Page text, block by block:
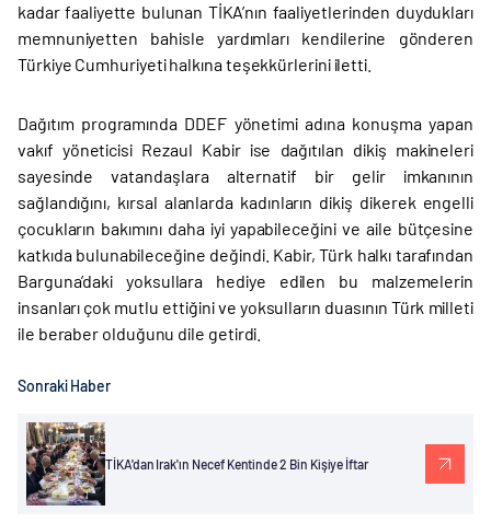
kadar faaliyette bulunan TİKA’nın faaliyetlerinden duydukları
memnuniyetten bahisle yardımları kendilerine gönderen
Türkiye Cumhuriyeti halkına teşekkürlerini iletti.
Dağıtım programında DDEF yönetimi adına konuşma yapan
vakıf yöneticisi Rezaul Kabir ise dağıtılan dikiş makineleri
sayesinde vatandaşlara alternatif bir gelir imkanının
sağlandığını, kırsal alanlarda kadınların dikiş dikerek engelli
çocukların bakımını daha iyi yapabileceğini ve aile bütçesine
katkıda bulunabileceğine değindi. Kabir, Türk halkı tarafından
Barguna’daki yoksullara hediye edilen bu malzemelerin
insanları çok mutlu ettiğini ve yoksulların duasının Türk milleti
ile beraber olduğunu dile getirdi.
Sonraki Haber
TİKA'dan Irak'ın Necef Kentinde 2 Bin Kişiye İftar